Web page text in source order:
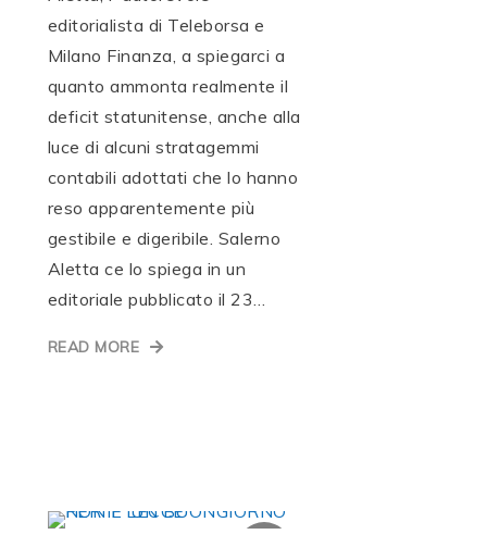
editorialista di Teleborsa e
Milano Finanza, a spiegarci a
quanto ammonta realmente il
deficit statunitense, anche alla
luce di alcuni stratagemmi
contabili adottati che lo hanno
reso apparentemente più
gestibile e digeribile. Salerno
Aletta ce lo spiega in un
editoriale pubblicato il 23…
READ MORE